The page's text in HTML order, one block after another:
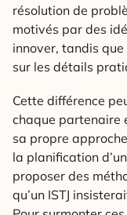
résolution de
motivés par des
innover, tandis que
sur les détails
Cette différence
chaque partenaire
sa propre
la planification
proposer des
qu’un ISTJ